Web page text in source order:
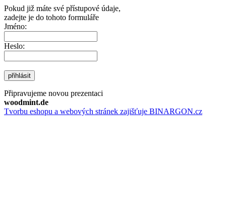
Pokud již máte své přístupové údaje,
zadejte je do tohoto formuláře
Jméno:
Heslo:
přihlásit
Připravujeme novou prezentaci
woodmint.de
Tvorbu eshopu a webových stránek zajišťuje BINARGON.cz